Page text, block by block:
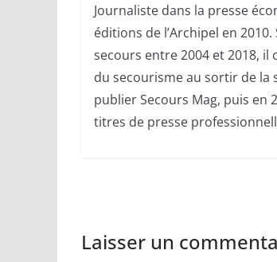
Journaliste dans la presse
éditions de l’Archipel en
secours entre 2004 et 2018,
du secourisme au sortir de la
publier Secours Mag, puis en
titres de presse
Laisser un